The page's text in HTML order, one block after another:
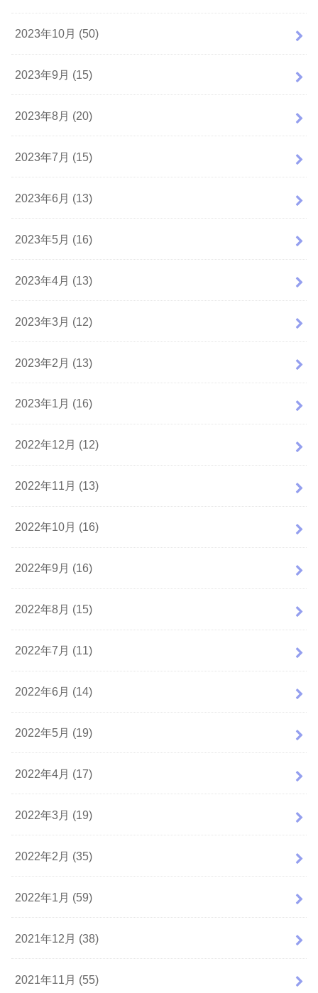
2023年10月 (50)
2023年9月 (15)
2023年8月 (20)
2023年7月 (15)
2023年6月 (13)
2023年5月 (16)
2023年4月 (13)
2023年3月 (12)
2023年2月 (13)
2023年1月 (16)
2022年12月 (12)
2022年11月 (13)
2022年10月 (16)
2022年9月 (16)
2022年8月 (15)
2022年7月 (11)
2022年6月 (14)
2022年5月 (19)
2022年4月 (17)
2022年3月 (19)
2022年2月 (35)
2022年1月 (59)
2021年12月 (38)
2021年11月 (55)